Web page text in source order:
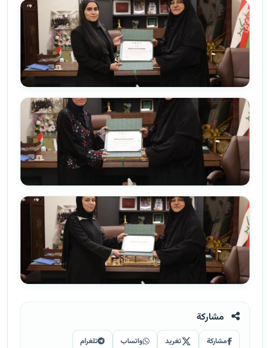
مشاركة
مشاركة تغريد واتساب تلغرام